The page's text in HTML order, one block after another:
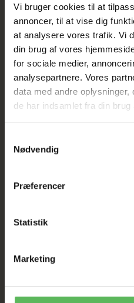
Vi bruger cookies til at
annoncer, til at vise dig
at analysere vores trafik. Vi
din brug af vores
for sociale medier,
analysepartnere. Vores
data med andre
de har indsamlet fra din brug
Nødvendig
Præferencer
Statistik
Marketing
I FYSISK
-50%